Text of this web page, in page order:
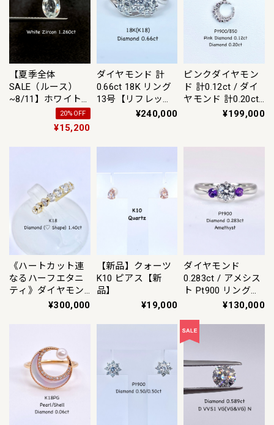
【夏季全体
SALE（ルース）
~8/11】ホワイト
ジルコン 1.260ct
20%OFF
¥15,200
ダイヤモンド 計
0.66ct 18K リング
13号【リフレッシ
ュメント(新品仕上
品可（※カード/キ
合）】
¥240,000
ピンクダイヤモン
ド 計0.12ct / ダイ
ヤモンド 計0.20ct
Pt900/850 ネック
リア決済の場
¥199,000
《ハートカット連
なるハーフエタニ
ティ》ダイヤモン
浄等済)】【3日以
内返品可（※カー
ド/キャリア決済の
場合）】
¥300,000
【新品】クォーツ
K10 ピアス【新
品】
¥19,000
ダイヤモンド
0.283ct / アメシス
ト Pt900 リング
10.5号【リフレッ
上げ・補修・洗浄
等済)】【3日以内
キャリア決済の場
¥130,000